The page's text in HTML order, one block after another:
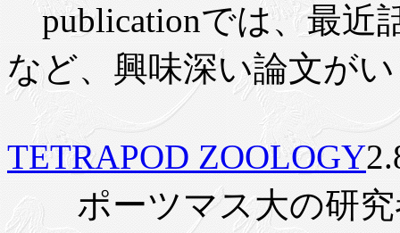
publicationでは、最近
など、興味深い論文が
TETRAPOD ZOOLOGY
ポーツマス大の研究